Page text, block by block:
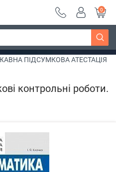
грн ~
Дізнатись більше
0
ПІДСУМКОВА АТЕСТАЦІЯ
контрольні роботи.